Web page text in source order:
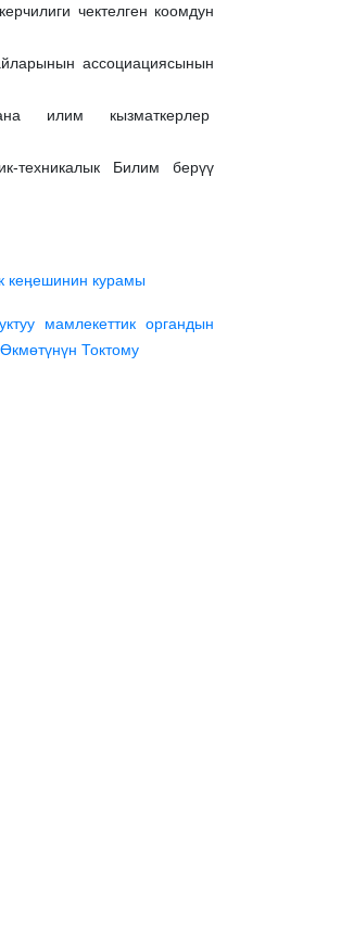
чектелген коомдун
ассоциациясынын
илим кызматкерлер
техникалык Билим берүү
кеӊешинин курамы
мамлекеттик органдын
Токтому